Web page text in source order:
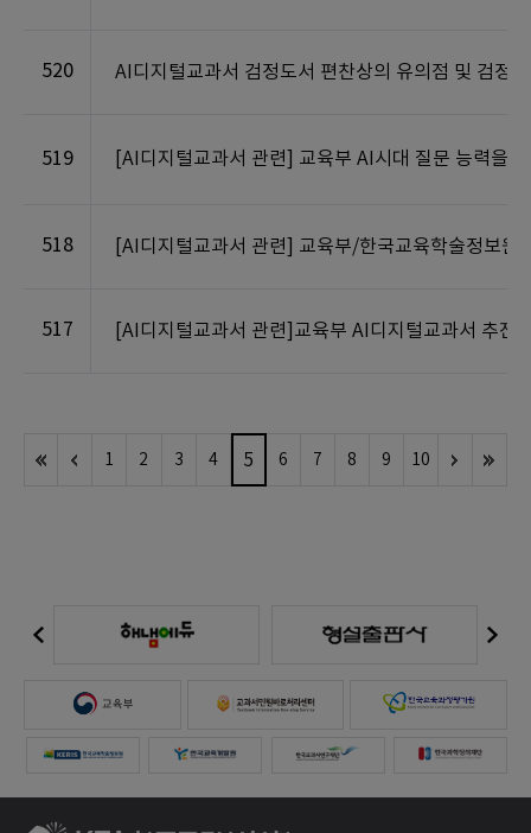
520 AI디지털교과서 검정도서 편찬상의 유의점 및 검정
519 [AI디지털교과서 관련] 교육부 AI시대 질문 능력을
518 [AI디지털교과서 관련] 교육부/한국교육학술정보
517 [AI디지털교과서 관련]교육부 AI디지털교과서 추진
1 2 3 4 5 6 7 8 9 10